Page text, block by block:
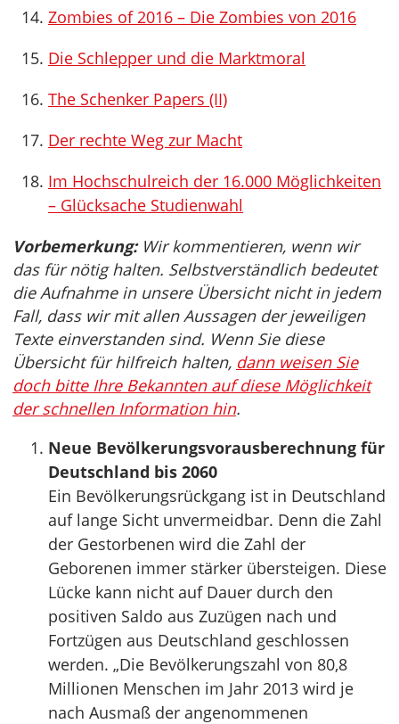
Zombies of 2016 – Die Zombies von 2016
Die Schlepper und die Marktmoral
The Schenker Papers (II)
Der rechte Weg zur Macht
Im Hochschulreich der 16.000 Möglichkeiten
– Glücksache Studienwahl
Vorbemerkung:Wir kommentieren, wenn wir
das für nötig halten. Selbstverständlich bedeutet
die Aufnahme in unsere Übersicht nicht in jedem
Fall, dass wir mit allen Aussagen der jeweiligen
Texte einverstanden sind. Wenn Sie diese
Übersicht für hilfreich halten, dann weisen Sie
doch bitte Ihre Bekannten auf diese Möglichkeit
der schnellen Information hin.
Neue Bevölkerungsvorausberechnung für
Deutschland bis 2060
Ein Bevölkerungsrückgang ist in Deutschland
auf lange Sicht unvermeidbar. Denn die Zahl
der Gestorbenen wird die Zahl der
Geborenen immer stärker übersteigen. Diese
Lücke kann nicht auf Dauer durch den
positiven Saldo aus Zuzügen nach und
Fortzügen aus Deutschland geschlossen
werden. „Die Bevölkerungszahl von 80,8
Millionen Menschen im Jahr 2013 wird je
nach Ausmaß der angenommenen